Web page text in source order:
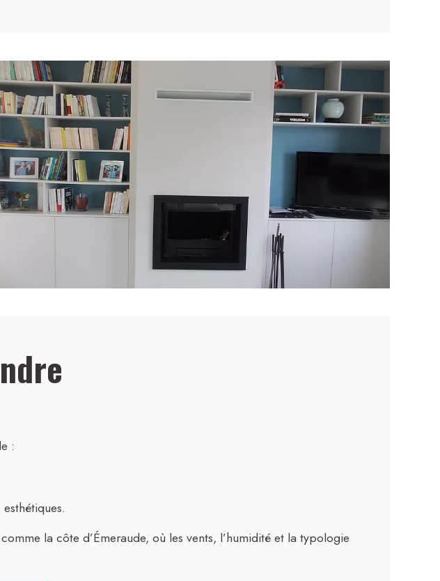
:
la côte d’Émeraude, où les vents, l’humidité et la typologie